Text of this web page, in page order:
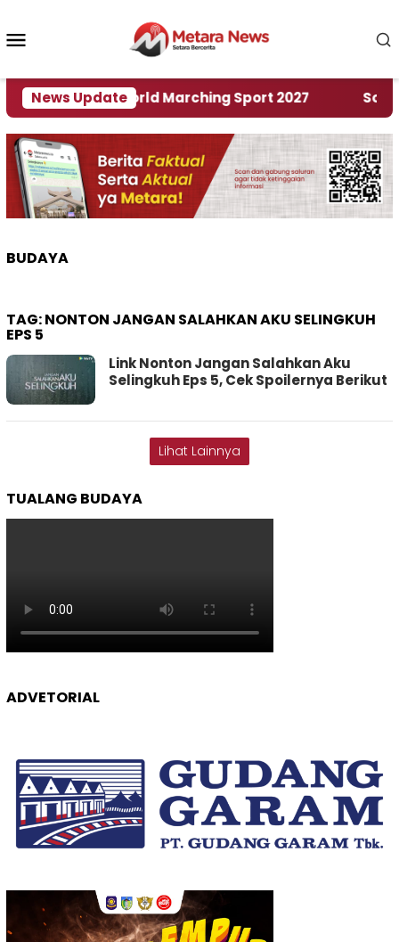
konten
News Update
Rumah World Marching Sport 2027 ‎Soal
BUDAYA
TAG:NONTON JANGAN SALAHKAN AKU SELINGKUH
EPS 5
Link Nonton Jangan Salahkan Aku
Selingkuh Eps 5, Cek Spoilernya Berikut
Lihat Lainnya
TUALANG BUDAYA
ADVETORIAL